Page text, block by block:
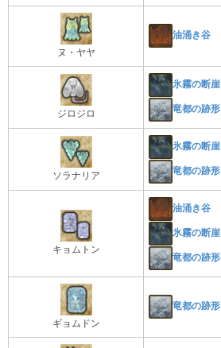
ヌ・ヤヤ
油涌き谷
ジロジロ
氷霧の断崖
竜都の跡形
ソラナリア
氷霧の断崖
竜都の跡形
キョムトン
油涌き谷
氷霧の断崖
竜都の跡形
ギョムドン
竜都の跡形